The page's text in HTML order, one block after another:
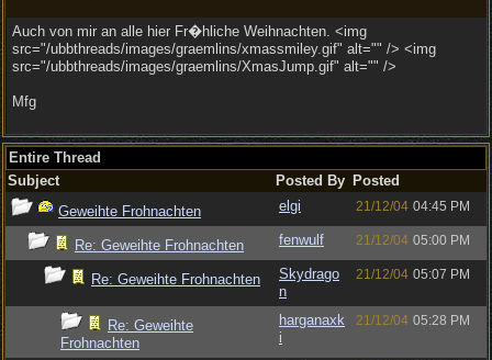
Auch von mir an alle hier Fr�hliche Weihnachten. <img
src="/ubbthreads/images/graemlins/xmassmiley.gif" alt="" /> <img
src="/ubbthreads/images/graemlins/XmasJump.gif" alt="" />
Mfg
Entire Thread
Subject
Posted By Posted
Geweihte Frohnachten
elgi 21/12/04 04:45 PM
Re: Geweihte Frohnachten fenwulf 21/12/04 05:00 PM
Re: Geweihte Frohnachten
Skydrago
n
21/12/04 05:07 PM
Re: Geweihte
Frohnachten
harganaxk
i
21/12/04 05:28 PM